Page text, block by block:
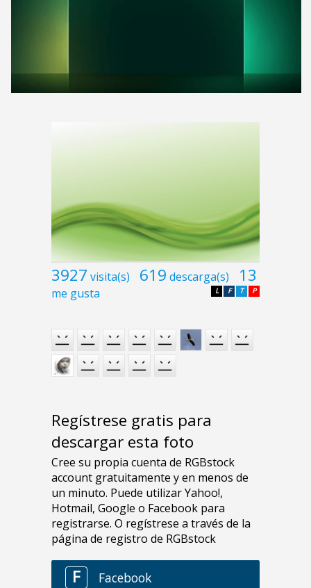
3927 visita(s) 619 descarga(s) 13
me gusta P
T
F
L
Regístrese gratis para
descargar esta foto